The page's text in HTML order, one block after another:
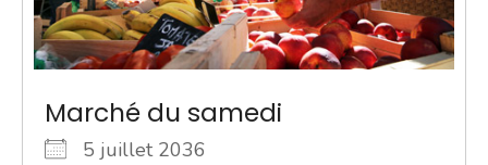
Marché du samedi
5 juillet 2036